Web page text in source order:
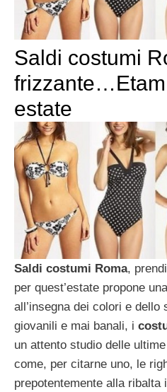
Saldi costumi
estate
Saldi costumi Roma,
per quest’estate propone
all’insegna dei colori e
giovanili e mai banali, i
un attento studio delle
come, per citarne uno, le
prepotentemente alla